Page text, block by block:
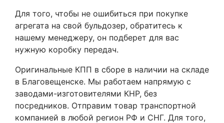
Для того, чтобы не ошибиться при покупке
агрегата на свой бульдозер, обратитесь к
нашему менеджеру, он подберет для вас
нужную коробку передач.
Оригинальные КПП в сборе в наличии на складе
в Благовещенске. Мы работаем напрямую с
заводами-изготовителями КНР, без
посредников. Отправим товар транспортной
компанией в любой регион РФ и СНГ. Для того,